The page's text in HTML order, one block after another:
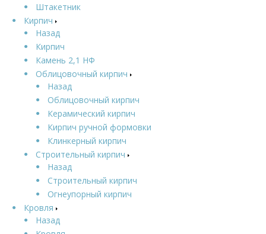
Штакетник
Кирпич
Назад
Кирпич
Камень 2,1 НФ
Облицовочный кирпич
Назад
Облицовочный кирпич
Керамический кирпич
Кирпич ручной формовки
Клинкерный кирпич
Строительный кирпич
Назад
Строительный кирпич
Огнеупорный кирпич
Кровля
Назад